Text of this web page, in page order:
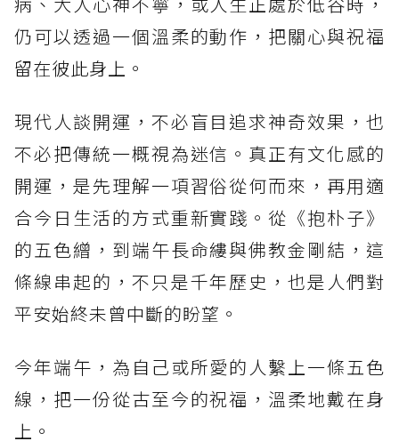
仍可以透過一個溫柔的動作，把關心與祝福
留在彼此身上。
現代人談開運，不必盲目追求神奇效果，也
不必把傳統一概視為迷信。真正有文化感的
開運，是先理解一項習俗從何而來，再用適
合今日生活的方式重新實踐。從《抱朴子》
的五色繒，到端午長命縷與佛教金剛結，這
條線串起的，不只是千年歷史，也是人們對
平安始終未曾中斷的盼望。
今年端午，為自己或所愛的人繫上一條五色
線，把一份從古至今的祝福，溫柔地戴在身
上。